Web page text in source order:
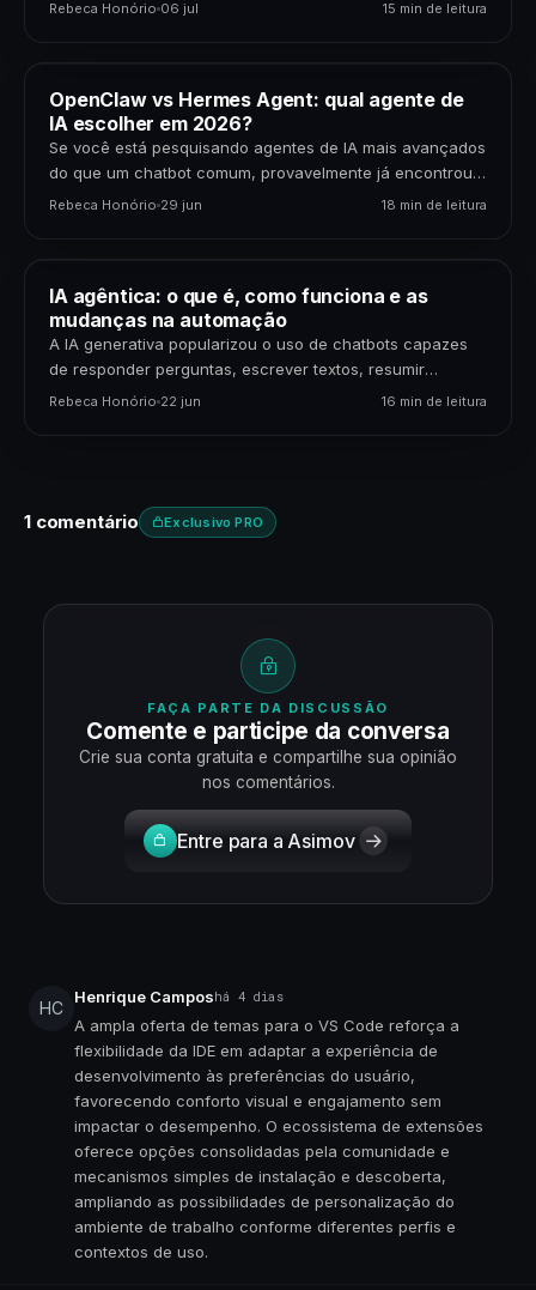
Rebeca Honório 06 jul 15 min de leitura
OpenClaw vs Hermes Agent: qual agente de
IA escolher em 2026?
Se você está pesquisando agentes de IA mais avançados
do que um chatbot comum, provavelmente já encontrou
dois nomes: OpenClaw e Hermes Agent. Os…
Rebeca Honório 29 jun 18 min de leitura
IA agêntica: o que é, como funciona e as
mudanças na automação
A IA generativa popularizou o uso de chatbots capazes
de responder perguntas, escrever textos, resumir
documentos e gerar código. Mas uma nova etapa da…
Rebeca Honório 22 jun 16 min de leitura
1 comentário Exclusivo PRO
FAÇA PARTE DA DISCUSSÃO
Comente e participe da conversa
Crie sua conta gratuita e compartilhe sua opinião
nos comentários.
Entre para a Asimov
HC
Henrique Camposhá 4 dias
A ampla oferta de temas para o VS Code reforça a
flexibilidade da IDE em adaptar a experiência de
desenvolvimento às preferências do usuário,
favorecendo conforto visual e engajamento sem
impactar o desempenho. O ecossistema de extensões
oferece opções consolidadas pela comunidade e
mecanismos simples de instalação e descoberta,
ampliando as possibilidades de personalização do
ambiente de trabalho conforme diferentes perfis e
contextos de uso.